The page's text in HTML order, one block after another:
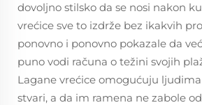
dovoljno stilsko da se nosi nakon
vrećice sve to izdrže bez ikakvih
ponovno i ponovno pokazale da
puno vodi računa o težini svojih
Lagane vrećice omogućuju
stvari, a da im ramena ne zabole